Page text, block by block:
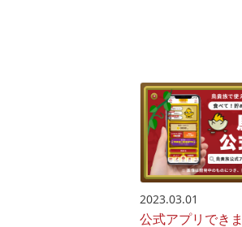
2023.03.01
公式アプリでき